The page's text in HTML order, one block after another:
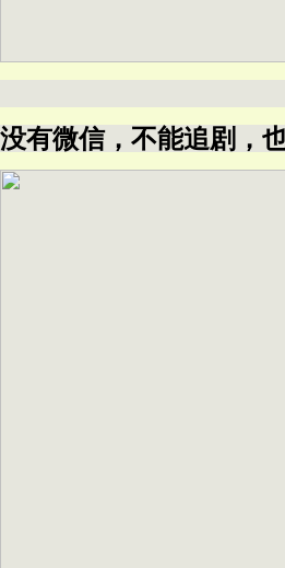
没有微信，不能追剧，